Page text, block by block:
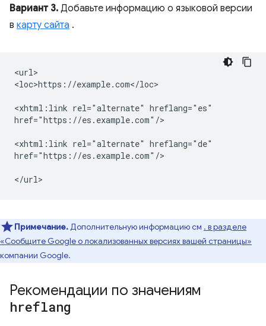
Вариант 3. Добавьте информацию о языковой версии
в карту сайта .
<url>
<loc>https://example.com</loc>
<xhtml:link rel="alternate" hreflang="es"
href="https://es.example.com"/>
<xhtml:link rel="alternate" hreflang="de"
href="https://es.example.com"/>
Примечание.Дополнительную информацию см . в разделе
«Сообщите Google о локализованных версиях вашей страницы»
компании Google.
Рекомендации по значениям
hreflang